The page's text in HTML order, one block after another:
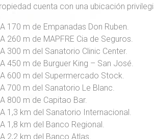
cuenta con una ubicación
A 170 m de Empanadas Don Ruben.
A 260 m de MAPFRE Cia de Seguros.
A 300 m del Sanatorio Clinic Center.
A 450 m de Burguer King – San José.
A 600 m del Supermercado Stock.
A 700 m del Sanatorio Le Blanc.
A 800 m de Capitao Bar.
A 1,3 km del Sanatorio Internacional.
A 1,8 km del Banco Regional.
A 2,2 km del Banco Atlas.